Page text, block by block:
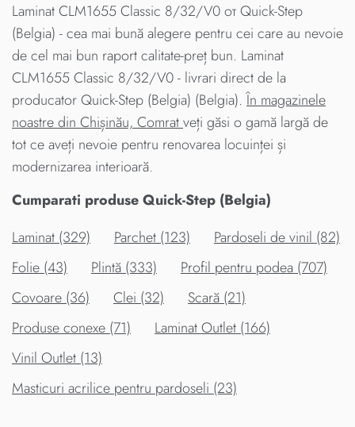
Laminat CLM1655 Classic 8/32/V0 от Quick-Step
(Belgia) - cea mai bună alegere pentru cei care au nevoie
de cel mai bun raport calitate-preț bun. Laminat
CLM1655 Classic 8/32/V0 - livrari direct de la
producator Quick-Step (Belgia) (Belgia).În magazinele
noastre din Chișinău, Comratveți găsi o gamă largă de
tot ce aveți nevoie pentru renovarea locuinței și
modernizarea interioară.
Cumparati produse Quick-Step (Belgia)
Laminat (329)
Parchet (123)
Pardoseli de vinil (82)
Folie (43)
Plintă (333)
Profil pentru podea (707)
Covoare (36)
Clei (32)
Scară (21)
Produse conexe (71)
Laminat Outlet (166)
Vinil Outlet (13)
Masticuri acrilice pentru pardoseli (23)